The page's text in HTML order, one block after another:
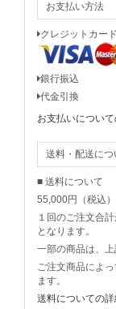
お支払い方法
クレジットカー
銀行振込
代金引換
お支払いについ
送料・配送につ
■ 送料について
55,000円（税込
１回のご注文合
となります。
一部の商品は、
ご注文商品によ
ます。
送料についての